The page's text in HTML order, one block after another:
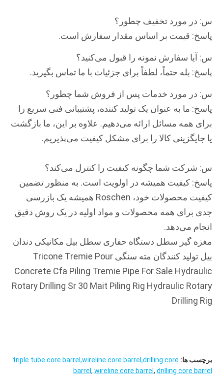
س: در مورد تخفیف چطور؟
پاسخ: قیمت بر اساس مقدار سفارش است.
س: آیا سفارش نمونه را قبول می‌کنید؟
پاسخ: بله حتماً، لطفاً برای جزئیات با ما تماس بگیرید.
س: در مورد خدمات پس از فروش شما چطور؟
پاسخ: ما به عنوان یک تولید کننده، پشتیبانی فنی سریع را
برای همه مسائل ارائه می‌دهیم. علاوه بر این، ما بازگشت
یا جایگزینی کالا را برای مشکل کیفیت می‌پذیریم.
س: شرکت شما چگونه کیفیت را کنترل می‌کند؟
پاسخ: کیفیت همیشه در اولویت است. به منظور تضمین
کیفیت محصولات خود، Roschen همیشه یک بازرسی
جدی برای همه محصولات و مواد اولیه در یک روش دقیق
انجام می‌دهد.
مغزه گیر سطل دستگاه حفاری سطل بیل مکانیکی دندان
بیل تولید کنندگان مته سنگی Tricone Tremie Pour
Concrete Cfa Piling Tremie Pipe For Sale Hydraulic
Rotary Drilling Sr 30 Mait Piling Rig Hydraulic Rotary
Drilling Rig
برچسب ها: triple tube core barrel,wireline core barrel,drilling core
barrel , wireline core barrel , drilling core barrel